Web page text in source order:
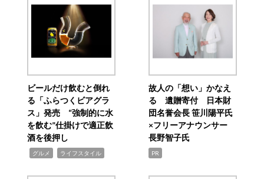
ビールだけ飲むと倒れ
る「ふらつくビアグラ
ス」発売 “強制的に水
を飲む”仕掛けで適正飲
酒を後押し
グルメ ライフスタイル
故人の「想い」かなえ
る 遺贈寄付 日本財
団名誉会長 笹川陽平氏
×フリーアナウンサー
長野智子氏
PR